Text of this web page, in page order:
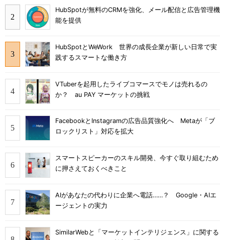
HubSpotが無料のCRMを強化、メール配信と広告管理機
能を提供
HubSpotとWeWork 世界の成長企業が新しい日常で実
践するスマートな働き方
VTuberを起用したライブコマースでモノは売れるの
か？ au PAY マーケットの挑戦
FacebookとInstagramの広告品質強化へ Metaが「ブ
ロックリスト」対応を拡大
スマートスピーカーのスキル開発、今すぐ取り組むため
に押さえておくべきこと
AIがあなたの代わりに企業へ電話……？ Google・AIエ
ージェントの実力
SimilarWebと「マーケットインテリジェンス」に関する